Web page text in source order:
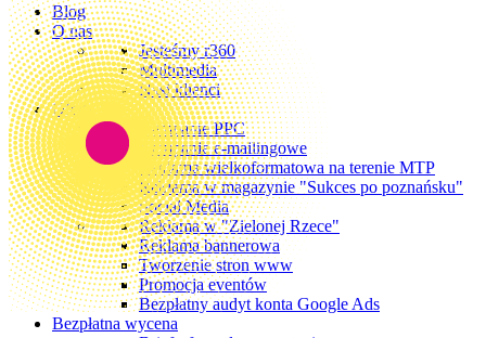
Blog
O nas
Jesteśmy r360
Multimedia
Nasi klienci
Oferta
Kampanie PPC
Kampanie e-mailingowe
Reklama wielkoformatowa na terenie MTP
Reklama w magazynie "Sukces po poznańsku"
Social Media
Reklama w "Zielonej Rzece"
Reklama bannerowa
Tworzenie stron www
Promocja eventów
Bezpłatny audyt konta Google Ads
Bezpłatna wycena